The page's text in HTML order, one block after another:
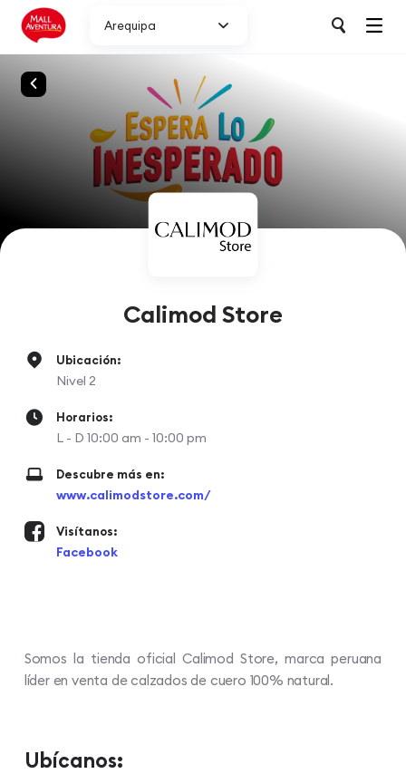
Arequipa
Calimod Store
Ubicación:
Nivel 2
Horarios:
L - D 10:00 am - 10:00 pm
Descubre más en:
www.calimodstore.com/
Visítanos:
Facebook
Somos la tienda oficial Calimod Store, marca peruana
líder en venta de calzados de cuero 100% natural.
Ubícanos: